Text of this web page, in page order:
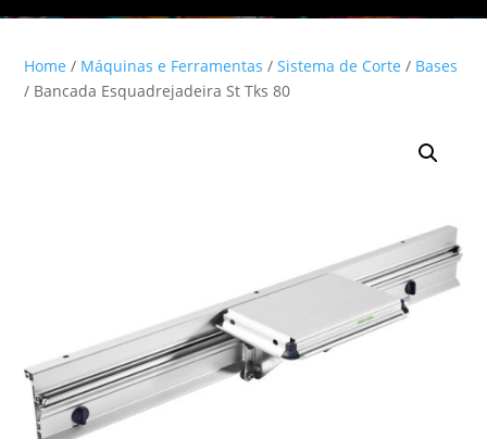
Home / Máquinas e Ferramentas /Sistema de Corte / Bases
/ Bancada Esquadrejadeira St Tks 80